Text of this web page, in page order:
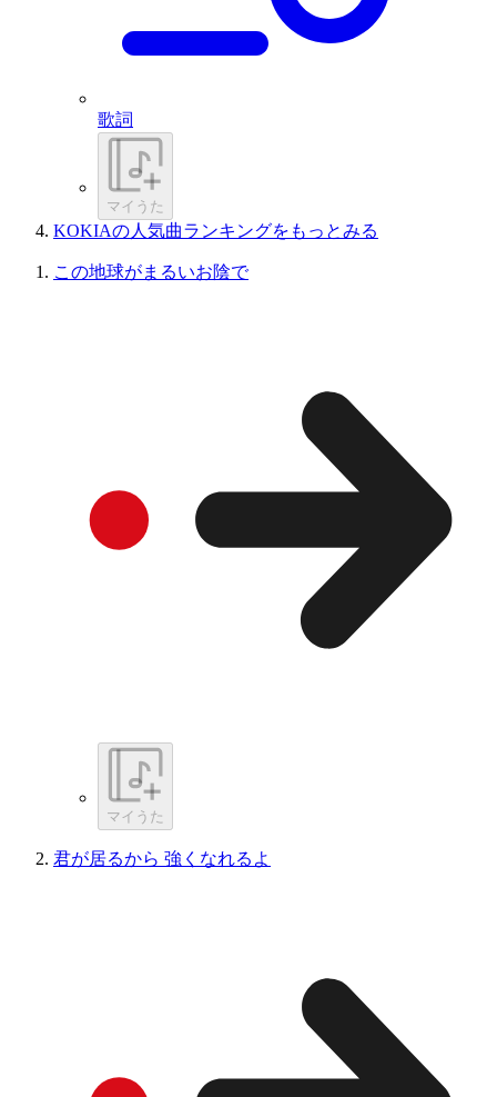
歌詞
マイうた
KOKIAの人気曲ランキングをもっとみる
この地球がまるいお陰で
マイうた
君が居るから 強くなれるよ